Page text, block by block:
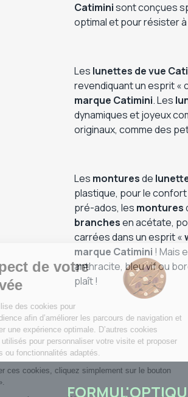
Catiminisont conçues
optimal et pour résister
Les lunettes de vue
revendiquant un esprit «
marque Catimini. Les
dynamiques et joyeux
originaux, comme des
Les monturesde
plastique, pour le
pré-ados, les montures
branchesen acétate,
carrées dans un esprit «
marque Catimini ! Mais
anthracite, bleu vif ou
plaît !